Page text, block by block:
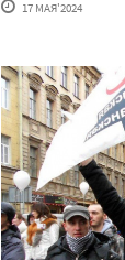
17 МАЯ'2024